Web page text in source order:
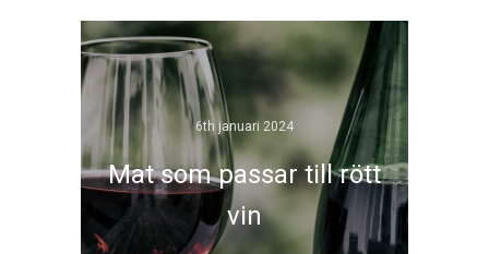
6th januari 2024
Mat som passar till rött
vin